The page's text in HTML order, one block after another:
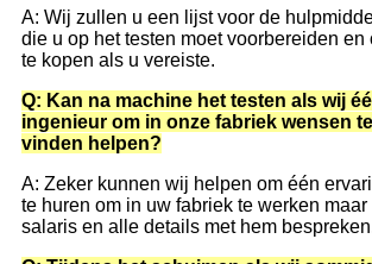
A: Wij zullen u een lijst voor de
die u op het testen moet voorbereiden en
te kopen als u vereiste.
Q: Kan na machine het testen als wij
ingenieur om in onze fabriek wensen
vinden helpen?
A: Zeker kunnen wij helpen om één
te huren om in uw fabriek te werken maar
salaris en alle details met hem